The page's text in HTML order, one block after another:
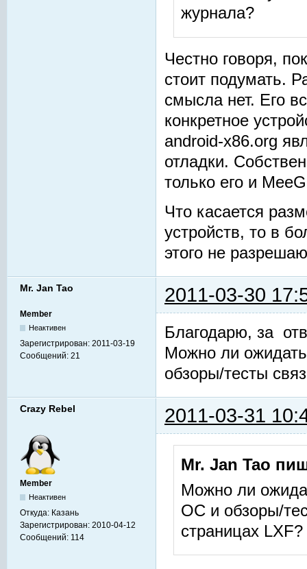
журнала?
Честно говоря,
стоит подумать.
смысла нет. Его
конкретное
android-x86.org
отладки.
только его и
Что касается
устройств, то в
этого не
Mr. Jan Tao 2011-03-30
Member
Неактивен
Зарегистрирован: 2011-03-19
Сообщений: 21
Благодарю, за
Можно ли
обзоры/тесты
Crazy Rebel 2011-03-31
Member
Неактивен
Откуда: Казань
Зарегистрирован: 2010-04-12
Сообщений: 114
Mr. Jan Tao
Можно ли
ОС и обзоры/
страницах LXF?